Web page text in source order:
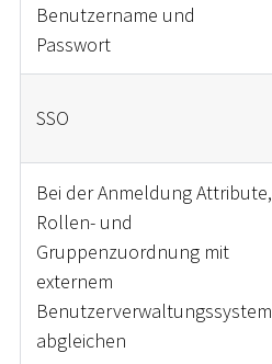
Benutzername und
Passwort
SSO
Bei der Anmeldung Attribute,
Rollen- und
Gruppenzuordnung mit
externem
Benutzerverwaltungssystem
abgleichen